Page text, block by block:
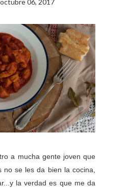
06, 2017
a mucha gente joven que
no se les da bien la cocina,
la verdad es que me da